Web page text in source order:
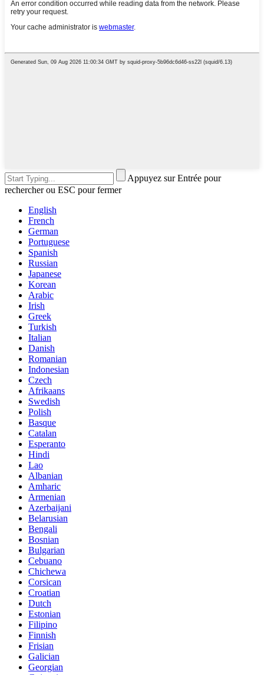
Appuyez sur Entrée pour
rechercher ou ESC pour fermer
English
French
German
Portuguese
Spanish
Russian
Japanese
Korean
Arabic
Irish
Greek
Turkish
Italian
Danish
Romanian
Indonesian
Czech
Afrikaans
Swedish
Polish
Basque
Catalan
Esperanto
Hindi
Lao
Albanian
Amharic
Armenian
Azerbaijani
Belarusian
Bengali
Bosnian
Bulgarian
Cebuano
Chichewa
Corsican
Croatian
Dutch
Estonian
Filipino
Finnish
Frisian
Galician
Georgian